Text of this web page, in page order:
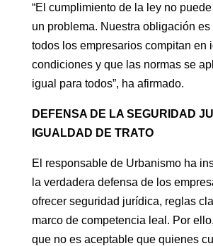
“El cumplimiento de la ley no
un problema. Nuestra obligación
todos los empresarios compitan en
condiciones y que las normas se
igual para todos”, ha afirmado.
DEFENSA DE LA SEGURIDAD
IGUALDAD DE TRATO
El responsable de Urbanismo ha
la verdadera defensa de los
ofrecer seguridad jurídica, reglas
marco de competencia leal. Por
que no es aceptable que quienes